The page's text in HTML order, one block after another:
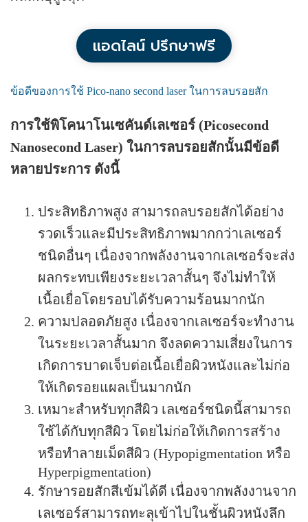
แอดไลน์ ปรึกษาฟรี
ข้อดีของการใช้ Pico-nano second laser ในการลบรอยสัก
การใช้พิโคนาโนเซคันด์เลเซอร์ (Picosecond
Nanosecond Laser) ในการลบรอยสักนั้นมีข้อดี
หลายประการ ดังนี้
ประสิทธิภาพสูง สามารถลบรอยสักได้อย่าง
รวดเร็วและมีประสิทธิภาพมากกว่าเลเซอร์
ชนิดอื่นๆ เนื่องจากพลังงานจากเลเซอร์จะส่ง
ผลกระทบเพียงระยะเวลาสั้นๆ จึงไม่ทำให้
เนื้อเยื่อโดยรอบได้รับความร้อนมากนัก
ความปลอดภัยสูง เนื่องจากเลเซอร์จะทำงาน
ในระยะเวลาสั้นมาก จึงลดความเสี่ยงในการ
เกิดการบาดเจ็บต่อเนื้อเยื่อผิวหนังและไม่ก่อ
ให้เกิดรอยแผลเป็นมากนัก
เหมาะสำหรับทุกสีผิว เลเซอร์ชนิดนี้สามารถ
ใช้ได้กับทุกสีผิว โดยไม่ก่อให้เกิดการสร้าง
หรือทำลายเม็ดสีผิว (Hypopigmentation หรือ
Hyperpigmentation)
รักษารอยสักสีเข้มได้ดี เนื่องจากพลังงานจาก
เลเซอร์สามารถทะลุเข้าไปในชั้นผิวหนังลึก